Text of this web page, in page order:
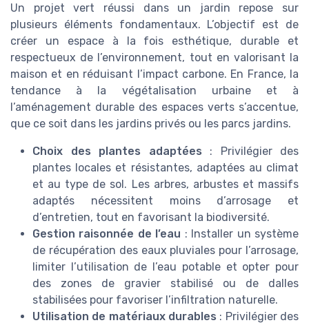
Un projet vert réussi dans un jardin repose sur
plusieurs éléments fondamentaux. L’objectif est de
créer un espace à la fois esthétique, durable et
respectueux de l’environnement, tout en valorisant la
maison et en réduisant l’impact carbone. En France, la
tendance à la végétalisation urbaine et à
l’aménagement durable des espaces verts s’accentue,
que ce soit dans les jardins privés ou les parcs jardins.
Choix des plantes adaptées : Privilégier des
plantes locales et résistantes, adaptées au climat
et au type de sol. Les arbres, arbustes et massifs
adaptés nécessitent moins d’arrosage et
d’entretien, tout en favorisant la biodiversité.
Gestion raisonnée de l’eau : Installer un système
de récupération des eaux pluviales pour l’arrosage,
limiter l’utilisation de l’eau potable et opter pour
des zones de gravier stabilisé ou de dalles
stabilisées pour favoriser l’infiltration naturelle.
Utilisation de matériaux durables : Privilégier des